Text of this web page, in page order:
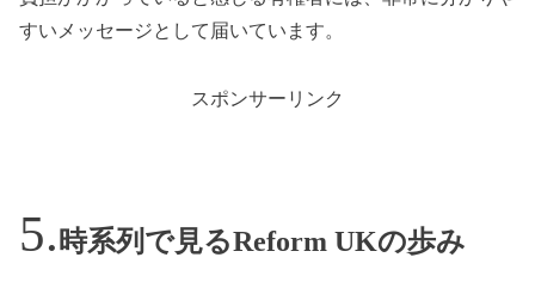
すいメッセージとして届いています。
スポンサーリンク
時系列で見るReform UKの歩み